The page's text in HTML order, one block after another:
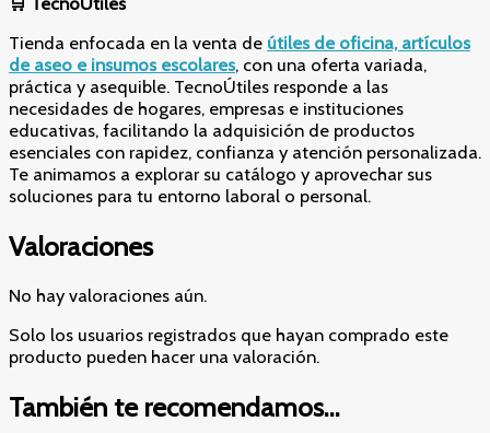
Tienda enfocada en la venta de útiles de oficina, artículos
de aseo e insumos escolares, con una oferta variada,
práctica y asequible. TecnoÚtiles responde a las
necesidades de hogares, empresas e instituciones
educativas, facilitando la adquisición de productos
esenciales con rapidez, confianza y atención personalizada.
Te animamos a explorar su catálogo y aprovechar sus
soluciones para tu entorno laboral o personal.
Valoraciones
No hay valoraciones aún.
Solo los usuarios registrados que hayan comprado este
producto pueden hacer una valoración.
También te recomendamos…